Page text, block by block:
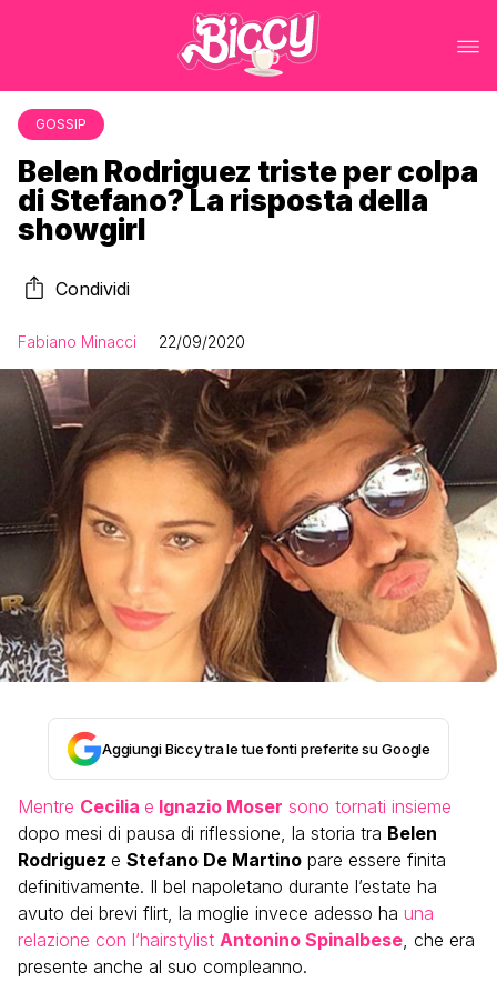
GOSSIP
Belen Rodriguez triste per colpa
di Stefano? La risposta della
showgirl
Condividi
Fabiano Minacci 22/09/2020
Aggiungi Biccy tra le tue fonti preferite su Google
Mentre Cecilia e Ignazio Moser sono tornati insieme
dopo mesi di pausa di riflessione, la storia tra Belen
Rodriguez e Stefano De Martino pare essere finita
definitivamente. Il bel napoletano durante l’estate ha
avuto dei brevi flirt, la moglie invece adesso ha una
relazione con l’hairstylist Antonino Spinalbese , che era
presente anche al suo compleanno.